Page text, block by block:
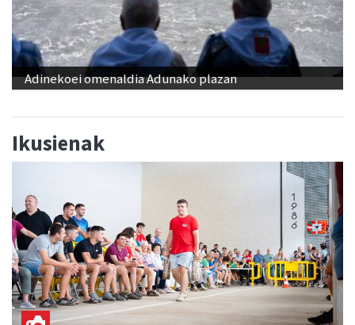
Adinekoei omenaldia Adunako plazan
Ikusienak